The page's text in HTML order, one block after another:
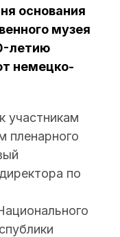
основания
музея
летию
немецко-
участникам
пленарного
по